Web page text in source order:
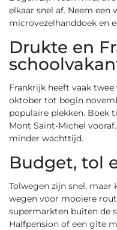
elkaar snel af. Neem een
microvezelhanddoek en
Drukte en
Frankrijk heeft vaak
oktober tot begin
populaire plekken. Boek
Mont Saint-Michel
minder wachttijd.
Budget, tol
Tolwegen zijn snel,
wegen voor mooiere
supermarkten buiten de
Halfpension of een gîte